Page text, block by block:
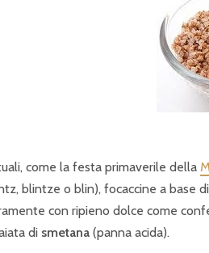
come la festa primaverile della
blintze o blin), focaccine a base
con ripieno dolce come
di smetana (panna acida).